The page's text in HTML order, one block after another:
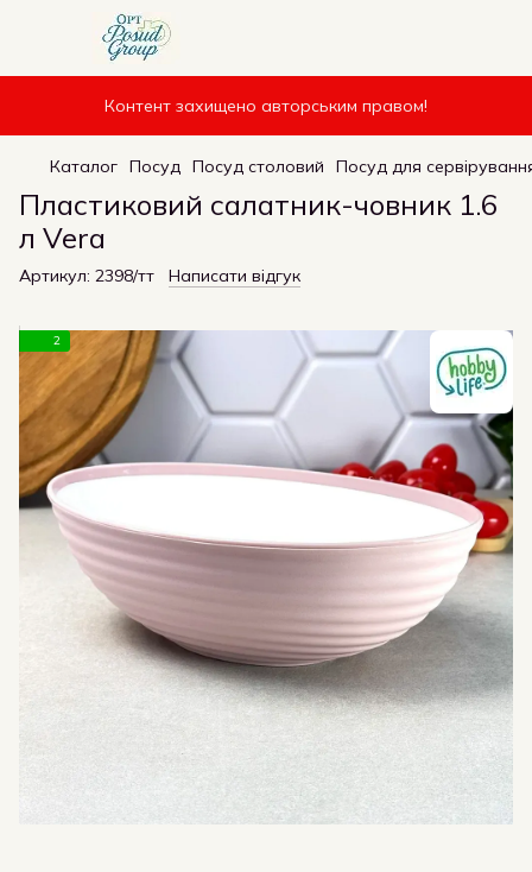
Контент захищено авторським правом!
Каталог Посуд Посуд столовий Посуд для
Пластиковий салатник-човник 1.6
л Vera
Артикул: 2398/тт Написати відгук
2